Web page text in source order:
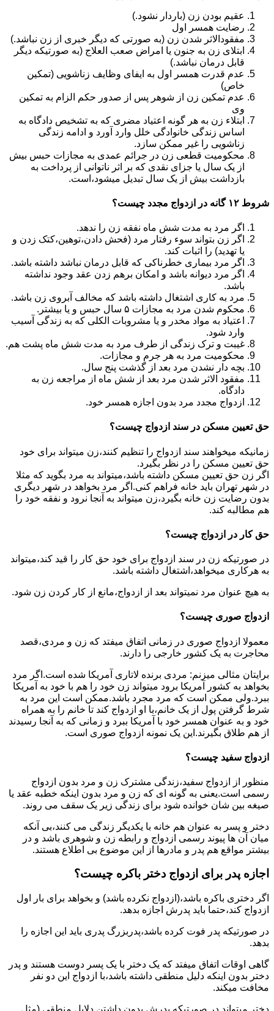
عقیم بودن زن (باردار نشود.)
رضایت همسر اول
مفقودالاثر شدن زن (به صورتی که دیگر خبری از زن نباشد.)
ابتلای زن به جنون یا امراض صعب العلاج (به صورتیکه دیگر
قابل درمان نباشد.)
عدم قدرت همسر اول به ایفای وظایف زناشویی (تمکین
خاص)
عدم تمکین زن از شوهر پس از صدور حکم الزام به تمکین
وی
ابتلاء زن به هر گونه اعتیاد مضری که به تشخیص دادگاه به
اساس زندگی خانوادگی خلل وارد آورد و ادامه زندگی
زناشویی را غیر ممکن سازد.
محکومیت قطعی زن در جرائم عمدی به مجازات حبس بیش
از یک سال یا جزای نقدی که بر اثر ناتوانی از پرداخت به
بازداشت بیش از یک سال تبدیل می‎شود،است.
شروط ۱۲ گانه در ازدواج مجدد چیست؟
اگر مرد به مدت شش ماه نفقه زن را ندهد.
اگر زن بتواند سوء رفتار مرد (فحش دادن،توهین،کتک زدن و
یا تهدید) را اثبات کند.
اگر مرد بیماری خطرناکی که قابل درمان نباشد داشته باشد.
اگر مرد دیوانه باشد و امکان برهم زدن عقد وجود نداشته
باشد.
مرد به کاری اشتغال داشته باشد که مخالف آبروی زن باشد.
محکوم شدن مرد به مجازات ۵ سال حبس و یا بیشتر.
اعتیاد به مواد مخدر و یا مشروبات الکلی که به زندگی آسیب
وارد شود.
غیبت و ترک زندگی از طرف مرد به مدت شش ماه پشت هم.
محکومیت مرد به هر جرم و مجازات.
بچه دار نشدن مرد بعد از گذشت پنج سال.
مفقود الاثر شدن مرد بعد از شش ماه از مراجعه زن به
دادگاه.
ازدواج مجدد مرد بدون اجازه همسر خود.
حق تعیین مسکن در سند ازدواج چیست؟
زمانیکه میخواهند سند ازدواج را تنظیم کنند،زن میتواند برای خود
حق تعیین مسکن را در نظر بگیرد.
اگر زن حق تعیین مسکن داشته باشد،میتواند به مرد بگوید که مثلا
در شهر تهران باید خانه فراهم کنی.اگر مرد بخواهد در شهر دیگری
بدون رضایت زن خانه بگیرد،زن میتواند به آنجا نرود و نفقه خود را
هم مطالبه کند.
حق کار در ازدواج چیست؟
در صورتیکه زن در سند ازدواج برای خود حق کار را قید کند،میتواند
به هرکاری میخواهد،اشتغال داشته باشد.
به هیچ عنوان مرد نمیتواند بعد از ازدواج،مانع از کار کردن زن شود.
ازدواج صوری چیست؟
معمولا ازدواج صوری در زمانی اتفاق میفتد که زن و مردی،قصد
محاجرت به یک کشور خارجی را دارند.
برایتان مثالی میزنم: مردی برنده لاتاری آمریکا شده است.اگر مرد
بخواهد به کشور آمریکا برود میتواند زن خود را هم با خود به آمریکا
ببرد.ولی ممکن است که مرد مجرد باشد.ممکن است این مرد به
شرط گرفتن پول از یک خانم،با او ازدواج کند تا خانم را به همراه
خود و به عنوان همسر خود با آمریکا ببرد و زمانی که به آنجا رسیدند
از هم طلاق بگیرند.این یک نمونه ازدواج صوری است.
ازدواج سفید چیست؟
منظور از ازدواج سفید،زندگی مشترک زن و مرد بدون ازدواج
رسمی است.یعنی به گونه ای که زن و مرد بدون اینکه خطبه عقد یا
صیغه بین شان خوانده شود برای زندگی زیر یک سقف می روند.
دختر و پسر به عنوان هم خانه با یکدیگر زندگی می کنند،بی آنکه
میان آن ها پیوند رسمی ازدواج و رابطه زن و شوهری باشد و در
بیشتر مواقع هم پدر و مادرها از این موضوع بی اطلاع هستند.
اجازه پدر برای ازدواج دختر باکره چیست؟
اگر دختری باکره باشد،(ازدواج نکرده باشد) و بخواهد برای بار اول
ازدواج کند،حتما باید پدرش اجازه بدهد.
در صورتیکه پدر فوت کرده باشد،پدربزرگ پدری باید این اجازه را
بدهد.
گاهی اوقات اتفاق میفتد که یک دختر با یک پسر دوست هستند و پدر
دختر بدون اینکه دلیل منطقی داشته باشد،با ازدواج این دو نفر
مخافت میکند.
دختر میتواند در صورتیکه پدرش بدون داشتن دلایل منطقی (مثل